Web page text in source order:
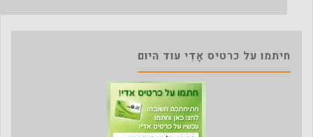
חיתמו על כרטיס אָדִי עוד היום